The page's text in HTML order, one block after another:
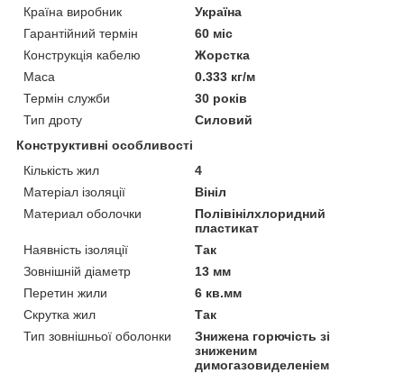
Країна виробник
Україна
Гарантійний термін
60 міс
Конструкція кабелю
Жорстка
Маса
0.333 кг/м
Термін служби
30 років
Тип дроту
Силовий
Конструктивні особливості
Кількість жил
4
Матеріал ізоляції
Вініл
Материал оболочки
Полівінілхлоридний
пластикат
Наявність ізоляції
Так
Зовнішній діаметр
13 мм
Перетин жили
6 кв.мм
Скрутка жил
Так
Тип зовнішньої оболонки
Знижена горючість зі
зниженим
димогазовиделеніем